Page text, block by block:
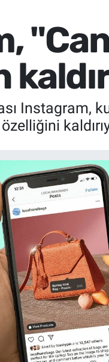
Instagram,